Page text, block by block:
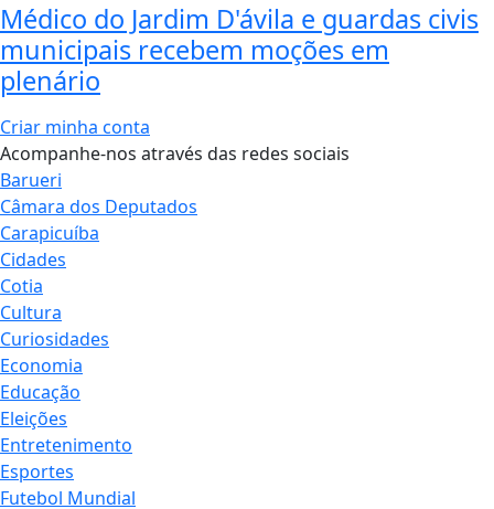
Médico do Jardim D'ávila e guardas civis
municipais recebem moções em
plenário
Criar minha conta
Acompanhe-nos através das redes sociais
Barueri
Câmara dos Deputados
Carapicuíba
Cidades
Cotia
Cultura
Curiosidades
Economia
Educação
Eleições
Entretenimento
Esportes
Futebol Mundial